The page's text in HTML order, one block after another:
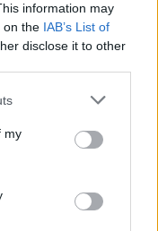
information may
on the IAB’s List of
disclose it to other
my